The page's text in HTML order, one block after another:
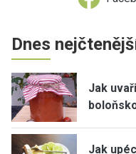
Dnes
Jak
Jak